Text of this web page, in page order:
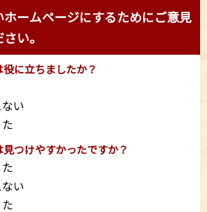
ホームページにするためにご意見
い。
に立ちましたか？
い
つけやすかったですか？
い